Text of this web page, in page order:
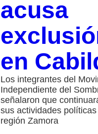
acusa
en
Los integrantes del
Independiente del
señalaron que
sus actividades
región Zamora